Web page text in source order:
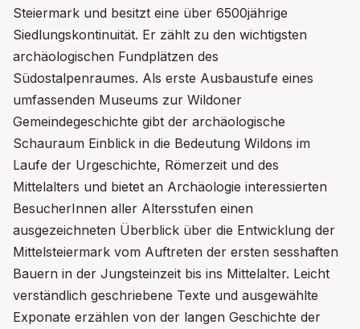
Steiermark und besitzt eine über 6500jährige
Siedlungskontinuität. Er zählt zu den wichtigsten
archäologischen Fundplätzen des
Südostalpenraumes. Als erste Ausbaustufe eines
umfassenden Museums zur Wildoner
Gemeindegeschichte gibt der archäologische
Schauraum Einblick in die Bedeutung Wildons im
Laufe der Urgeschichte, Römerzeit und des
Mittelalters und bietet an Archäologie interessierten
BesucherInnen aller Altersstufen einen
ausgezeichneten Überblick über die Entwicklung der
Mittelsteiermark vom Auftreten der ersten sesshaften
Bauern in der Jungsteinzeit bis ins Mittelalter. Leicht
verständlich geschriebene Texte und ausgewählte
Exponate erzählen von der langen Geschichte der